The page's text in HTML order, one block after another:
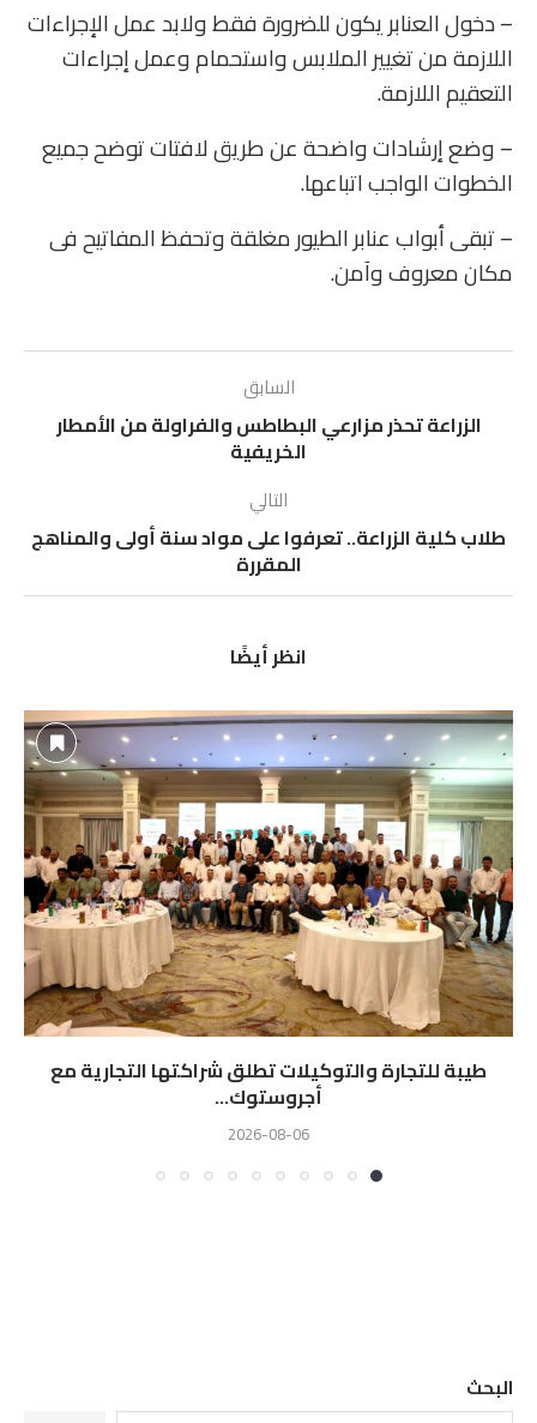
– دخول العنابر يكون للضرورة فقط ولابد عمل الإجراءات
اللازمة من تغيير الملابس واستحمام وعمل إجراءات
التعقيم اللازمة.
– وضع إرشادات واضحة عن طريق لافتات توضح جميع
الخطوات الواجب اتباعها.
– تبقى أبواب عنابر الطيور مغلقة وتحفظ المفاتيح فى
مكان معروف وآمن.
السابق
الزراعة تحذر مزارعي البطاطس والفراولة من الأمطار
الخريفية
التالي
طلاب كلية الزراعة.. تعرفوا على مواد سنة أولى والمناهج
المقررة
انظر أيضًا
طيبة للتجارة والتوكيلات تطلق شراكتها التجارية مع
أجروستوك...
2026-08-06
البحث